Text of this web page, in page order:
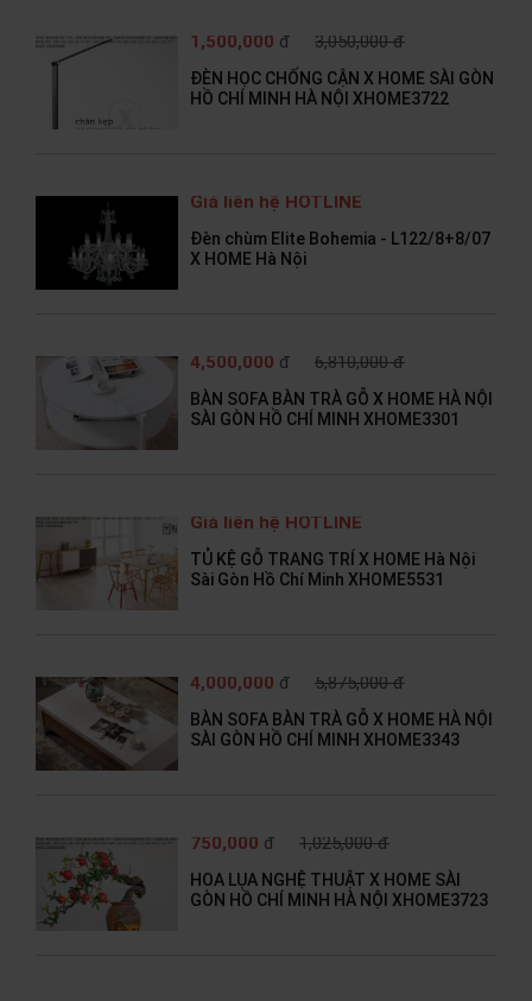
1,500,000 đ 3,050,000 đ
ĐÈN HỌC CHỐNG CẬN X HOME SÀI GÒN
HỒ CHÍ MINH HÀ NỘI XHOME3722
Giá liên hệ HOTLINE
Đèn chùm Elite Bohemia - L122/8+8/07
X HOME Hà Nội
4,500,000 đ 6,810,000 đ
BÀN SOFA BÀN TRÀ GỖ X HOME HÀ NỘI
SÀI GÒN HỒ CHÍ MINH XHOME3301
Giá liên hệ HOTLINE
TỦ KỆ GỖ TRANG TRÍ X HOME Hà Nội
Sài Gòn Hồ Chí Minh XHOME5531
4,000,000 đ 5,875,000 đ
BÀN SOFA BÀN TRÀ GỖ X HOME HÀ NỘI
SÀI GÒN HỒ CHÍ MINH XHOME3343
750,000 đ 1,025,000 đ
HOA LỤA NGHỆ THUẬT X HOME SÀI
GÒN HỒ CHÍ MINH HÀ NỘI XHOME3723